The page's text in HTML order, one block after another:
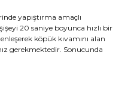
yapıştırma amaçlı
20 saniye boyunca hızlı bir
köpük kıvamını alan
gerekmektedir. Sonucunda